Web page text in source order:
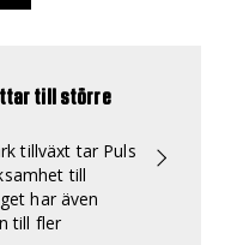
till större
tillväxt tar Puls
till
har även
till fler